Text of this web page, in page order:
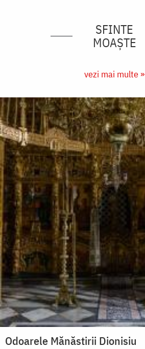
SFINTE
MOAȘTE
vezi mai multe »
Odoarele Mănăstirii Dionisiu